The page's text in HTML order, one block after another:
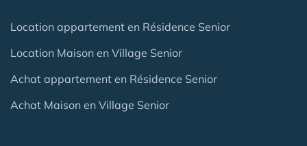
Location appartement en Résidence Senior
Location Maison en Village Senior
Achat appartement en Résidence Senior
Achat Maison en Village Senior